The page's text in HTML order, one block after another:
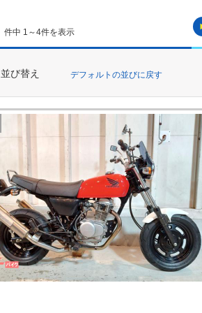
件中 1～4件を表示
並び替え デフォルトの並びに戻す